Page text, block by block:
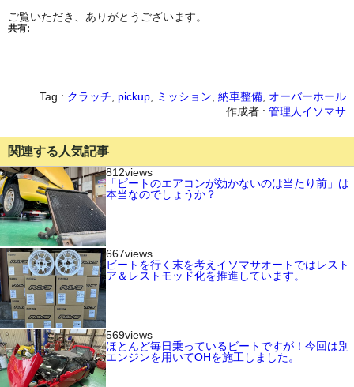
ご覧いただき、ありがとうございます。
共有:
Tag : クラッチ pickup ミッション 納車整備 オーバーホール
作成者 : 管理人イソマサ
関連する人気記事
812views
「ビートのエアコンが効かないのは当たり前」は
本当なのでしょうか？
667views
ビートを行く末を考えイソマサオートではレスト
ア＆レストモッド化を推進しています。
569views
ほとんど毎日乗っているビートですが！今回は別
エンジンを用いてOHを施工しました。